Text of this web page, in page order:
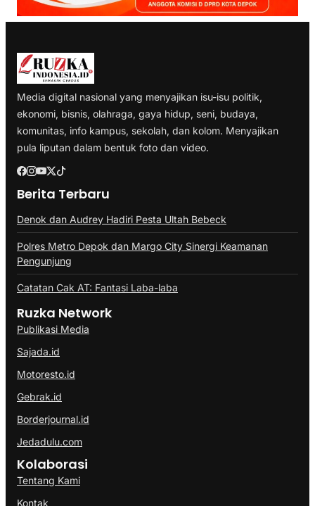
Media digital nasional yang menyajikan isu-isu politik,
ekonomi, bisnis, olahraga, gaya hidup, seni, budaya,
komunitas, info kampus, sekolah, dan kolom. Menyajikan
pula liputan dalam bentuk foto dan video.
Berita Terbaru
Denok dan Audrey Hadiri Pesta Ultah Bebeck
Polres Metro Depok dan Margo City Sinergi Keamanan
Pengunjung
Catatan Cak AT: Fantasi Laba-laba
Ruzka Network
Publikasi Media
Sajada.id
Motoresto.id
Gebrak.id
Borderjournal.id
Jedadulu.com
Kolaborasi
Tentang Kami
Kontak